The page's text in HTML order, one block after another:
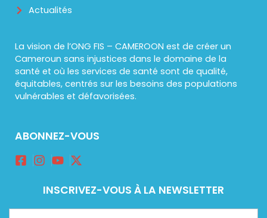
Actualités
La vision de l’ONG FIS – CAMEROON est de créer un
Cameroun sans injustices dans le domaine de la
santé et où les services de santé sont de qualité,
équitables, centrés sur les besoins des populations
vulnérables et défavorisées.
ABONNEZ-VOUS
INSCRIVEZ-VOUS À LA NEWSLETTER